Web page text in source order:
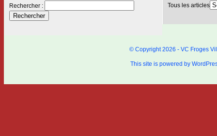
Rechercher : Tous les articles
© Copyright 2026 - VC Froges
This site is powered by